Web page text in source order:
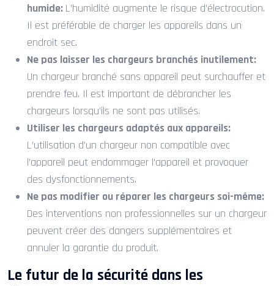
humide: L’humidité augmente le risque d’électrocution.
Il est préférable de charger les appareils dans un
endroit sec.
Ne pas laisser les chargeurs branchés inutilement:
Un chargeur branché sans appareil peut surchauffer et
prendre feu. Il est important de débrancher les
chargeurs lorsqu’ils ne sont pas utilisés.
Utiliser les chargeurs adaptés aux appareils:
L’utilisation d’un chargeur non compatible avec
l’appareil peut endommager l’appareil et provoquer
des dysfonctionnements.
Ne pas modifier ou réparer les chargeurs soi-même:
Des interventions non professionnelles sur un chargeur
peuvent créer des dangers supplémentaires et
annuler la garantie du produit.
Le futur de la sécurité dans les